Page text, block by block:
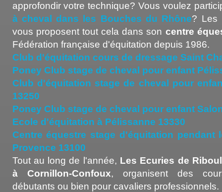
approfondir votre technique? Vous voulez
à cheval dans les Bouches du Rhône? Les
vous proposent tout cela dans son centre
Fédération française d'équitation depuis 1986.
Club d'équitation cours de dressage Saint
Poney Club stage de cheval pour enfant
Club d'équitation stage de cheval pour
13250
Poney Club stage de cheval pour enfant
Ecole d'équitation à Pélissanne 13330
Centre équestre stage d'équitation pendant
Provence 13100
Tout au long de l'année, Les Ecuries de
à Cornillon-Confoux, organisent des
débutants ou bien pour cavaliers professionnels.